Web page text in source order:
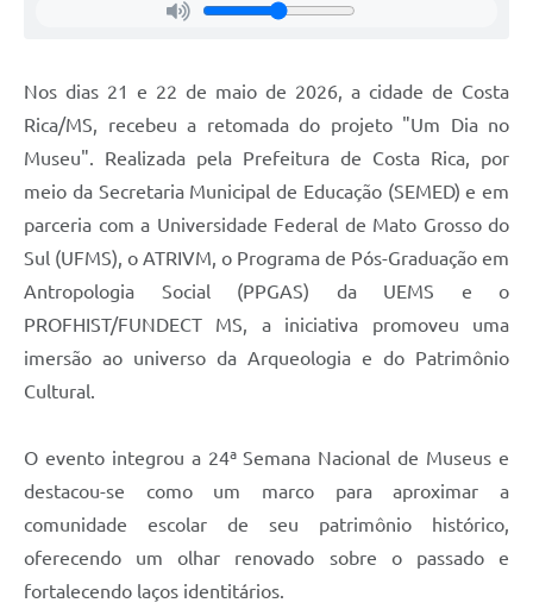
Nos dias 21 e 22 de maio de 2026, a cidade de Costa
Rica/MS, recebeu a retomada do projeto "Um Dia no
Museu". Realizada pela Prefeitura de Costa Rica, por
meio da Secretaria Municipal de Educação (SEMED) e em
parceria com a Universidade Federal de Mato Grosso do
Sul (UFMS), o ATRIVM, o Programa de Pós-Graduação em
Antropologia Social (PPGAS) da UEMS e o
PROFHIST/FUNDECT MS, a iniciativa promoveu uma
imersão ao universo da Arqueologia e do Patrimônio
Cultural.
O evento integrou a 24ª Semana Nacional de Museus e
destacou-se como um marco para aproximar a
comunidade escolar de seu patrimônio histórico,
oferecendo um olhar renovado sobre o passado e
fortalecendo laços identitários.